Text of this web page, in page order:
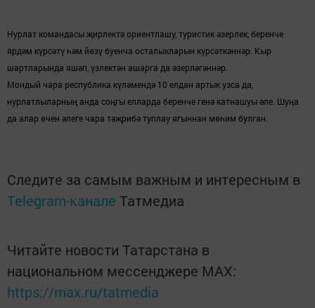
Нурлат командасы җирлектә ориентлашу, туристик әзерлек, беренче
ярдәм күрсәтү һәм йөзү буенча осталыкларын күрсәткәннәр. Кыр
шартларында яшәп, үзлектән ашарга да әзерләгәннәр.
Мондый чара республика күләмендә 10 елдан артык узса да,
нурлатлыларның анда соңгы елларда беренче генә катнашуы әле. Шуңа
да алар өчен әлеге чара тәҗрибә туплау ягыннан мөһим булган.
Следите за самым важным и интересным в
Telegram-канале Татмедиа
Читайте новости Татарстана в
национальном мессенджере MАХ:
https://max.ru/tatmedia